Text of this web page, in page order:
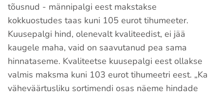
tõusnud - männipalgi eest makstakse
kokkuostudes taas kuni 105 eurot tihumeeter.
Kuusepalgi hind, olenevalt kvaliteedist, ei jää
kaugele maha, vaid on saavutanud pea sama
hinnataseme. Kvaliteetse kuusepalgi eest ollakse
valmis maksma kuni 103 eurot tihumeetri eest. „Ka
väheväärtusliku sortimendi osas näeme hindade